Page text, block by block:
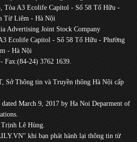
Tòa A3 Ecolife Capitol - Số 58 Tố Hữu -
Từ Liêm - Hà Nội
Advertising Joint Stock Company
Ecolife Capitol - Số 58 Tố Hữu - Phường
- Hà Nội
Fax:(84-24) 3762 1639.
Sở Thông tin và Truyền thông Hà Nội cấp
March 9, 2017 by Ha Noi Deparment of
Lê Hùng.
khi bạn phát hành lại thông tin từ